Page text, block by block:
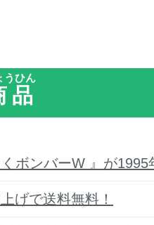
品
うひん
ボンバーW 』が1995
げで送料無料！